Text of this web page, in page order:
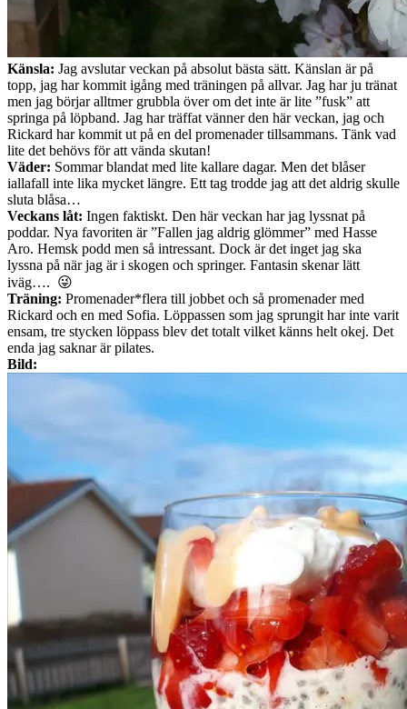
Känsla: Jag avslutar veckan på absolut bästa sätt. Känslan är på
topp, jag har kommit igång med träningen på allvar. Jag har ju tränat
men jag börjar alltmer grubbla över om det inte är lite ”fusk” att
springa på löpband. Jag har träffat vänner den här veckan, jag och
Rickard har kommit ut på en del promenader tillsammans. Tänk vad
lite det behövs för att vända skutan!
Väder: Sommar blandat med lite kallare dagar. Men det blåser
iallafall inte lika mycket längre. Ett tag trodde jag att det aldrig skulle
sluta blåsa…
Veckans låt: Ingen faktiskt. Den här veckan har jag lyssnat på
poddar. Nya favoriten är ”Fallen jag aldrig glömmer” med Hasse
Aro. Hemsk podd men så intressant. Dock är det inget jag ska
lyssna på när jag är i skogen och springer. Fantasin skenar lätt
iväg…. 😜
Träning: Promenader*flera till jobbet och så promenader med
Rickard och en med Sofia. Löppassen som jag sprungit har inte varit
ensam, tre stycken löppass blev det totalt vilket känns helt okej. Det
enda jag saknar är pilates.
Bild: